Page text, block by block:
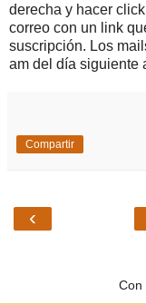
derecha y hacer
correo con un link
suscripción. Los
am del día siguiente
Compartir
‹
Con